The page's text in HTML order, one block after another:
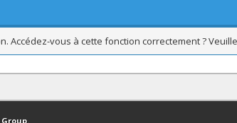
Accédez-vous à cette fonction correctement ?
en haut Version bas-débit (Archivé)
Group.